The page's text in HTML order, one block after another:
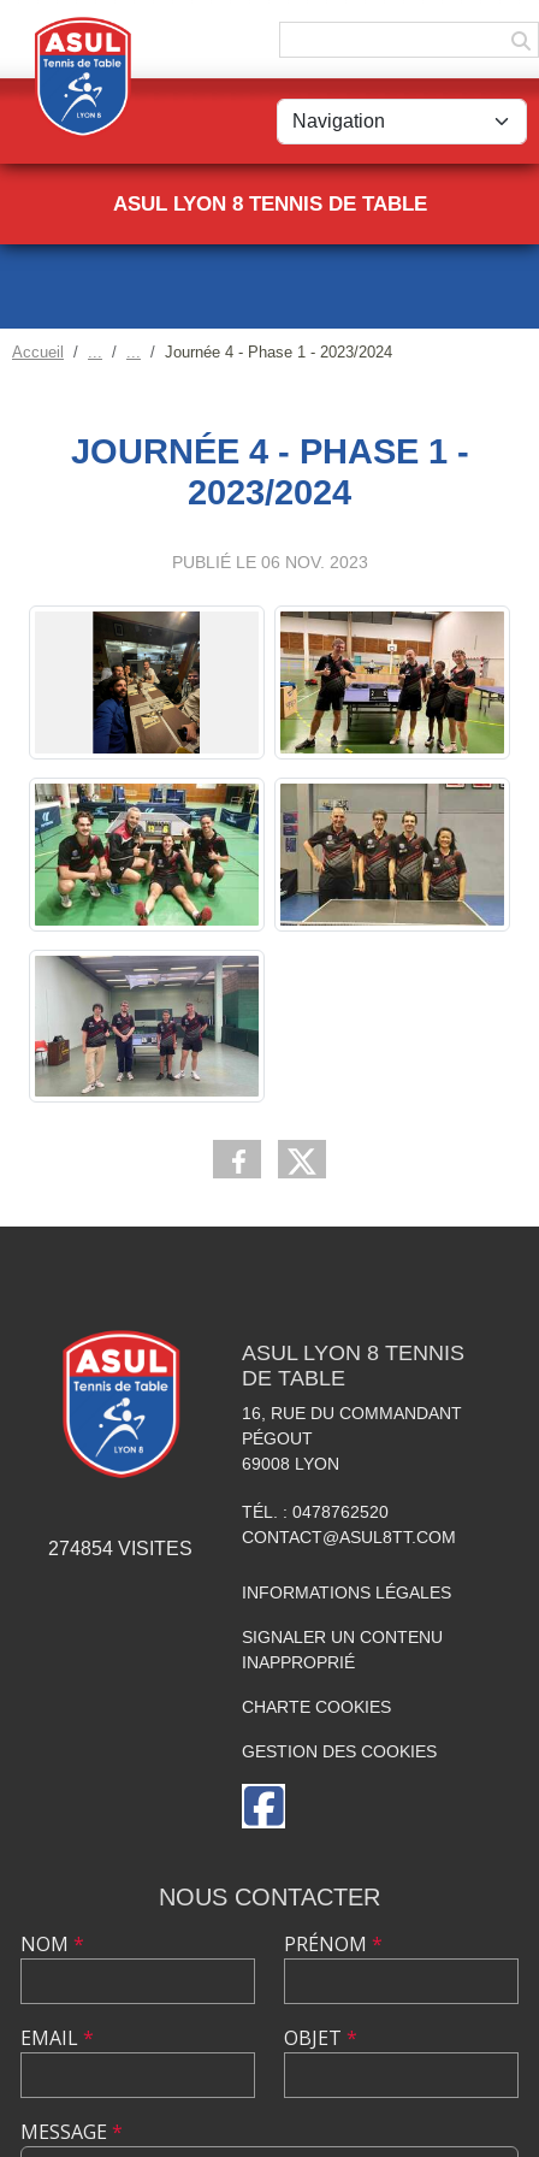
ASUL LYON 8 TENNIS DE TABLE
Accueil Journée 4 - Phase 1 - 2023/2024
JOURNÉE 4 - PHASE 1 -
2023/2024
PUBLIÉ LE 06 NOV. 2023
274854 VISITES
ASUL LYON 8 TENNIS
DE TABLE
16, RUE DU COMMANDANT
PÉGOUT
69008 LYON
TÉL. : 0478762520
CONTACT@ASUL8TT.COM
INFORMATIONS LÉGALES
SIGNALER UN CONTENU
INAPPROPRIÉ
CHARTE COOKIES
GESTION DES COOKIES
NOUS CONTACTER
NOM *
EMAIL*
PRÉNOM *
OBJET *
MESSAGE *
Panneau de gestion des cookies